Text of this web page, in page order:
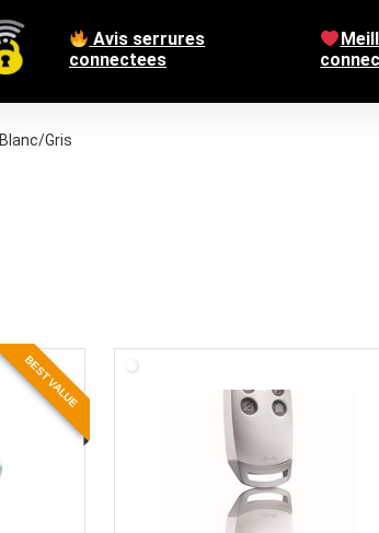
Avis serrures
connectees
Blanc/Gris
BEST VALUE